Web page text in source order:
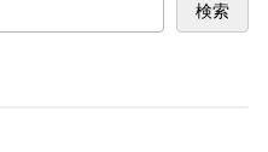
検索